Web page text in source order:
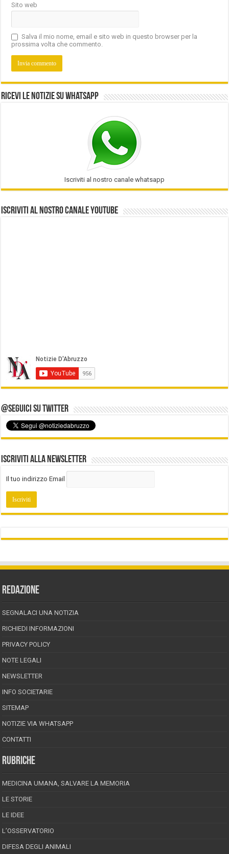
Sito web
Salva il mio nome, email e sito web in questo browser per la
prossima volta che commento.
Ricevi le notizie su Whatsapp
Iscriviti al nostro canale whatsapp
Iscriviti al nostro Canale Youtube
@Seguici su Twitter
Iscriviti alla Newsletter
Il tuo indirizzo Email
REDAZIONE
SEGNALACI UNA NOTIZIA
RICHIEDI INFORMAZIONI
PRIVACY POLICY
NOTE LEGALI
NEWSLETTER
INFO SOCIETARIE
SITEMAP
NOTIZIE VIA WHATSAPP
CONTATTI
RUBRICHE
MEDICINA UMANA, SALVARE LA MEMORIA
LE STORIE
LE IDEE
L’OSSERVATORIO
DIFESA DEGLI ANIMALI